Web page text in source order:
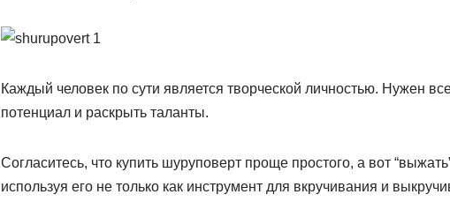
Каждый человек по сути является творческой личностью. Нужен
потенциал и раскрыть таланты.
Согласитесь, что купить шуруповерт проще простого, а вот
используя его не только как инструмент для вкручивания и